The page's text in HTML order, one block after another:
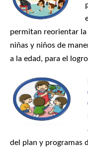
permitan reorientar la
niñas y niños de
a la edad, para el
del plan y programas